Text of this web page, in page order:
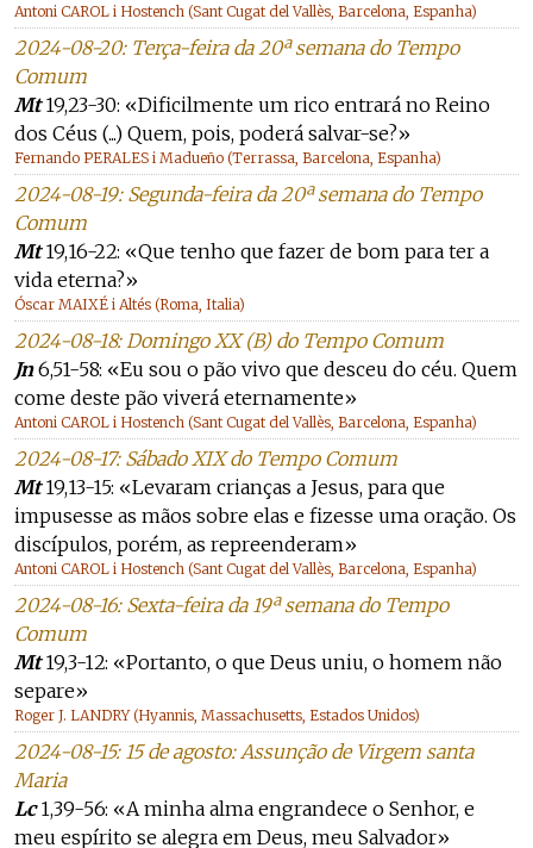
Antoni CAROL i Hostench (Sant Cugat del Vallès, Barcelona, Espanha)
2024-08-20: Terça-feira da 20ª semana do Tempo
Comum
Mt19,23-30: «Dificilmente um rico entrará no Reino
dos Céus (...) Quem, pois, poderá salvar-se?»
Fernando PERALES i Madueño (Terrassa, Barcelona, Espanha)
2024-08-19: Segunda-feira da 20ª semana do Tempo
Comum
Mt19,16-22: «Que tenho que fazer de bom para ter a
vida eterna?»
Óscar MAIXÉ i Altés (Roma, Italia)
2024-08-18: Domingo XX (B) do Tempo Comum
Jn6,51-58: «Eu sou o pão vivo que desceu do céu. Quem
come deste pão viverá eternamente»
Antoni CAROL i Hostench (Sant Cugat del Vallès, Barcelona, Espanha)
2024-08-17: Sábado XIX do Tempo Comum
Mt19,13-15: «Levaram crianças a Jesus, para que
impusesse as mãos sobre elas e fizesse uma oração. Os
discípulos, porém, as repreenderam»
Antoni CAROL i Hostench (Sant Cugat del Vallès, Barcelona, Espanha)
2024-08-16: Sexta-feira da 19ª semana do Tempo
Comum
Mt19,3-12: «Portanto, o que Deus uniu, o homem não
separe»
Roger J. LANDRY (Hyannis, Massachusetts, Estados Unidos)
2024-08-15: 15 de agosto: Assunção de Virgem santa
Maria
Lc1,39-56: «A minha alma engrandece o Senhor, e
meu espírito se alegra em Deus, meu Salvador»